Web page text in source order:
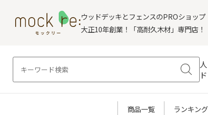
ウッドデッキとフェンスのPROショップ
大正10年創業！「高耐久木材」専門店！
商品一覧 ランキング